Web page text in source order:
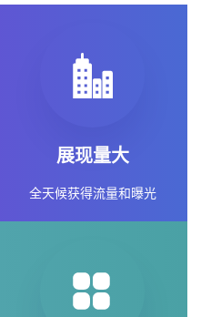
展现量大
全天候获得流量和曝光